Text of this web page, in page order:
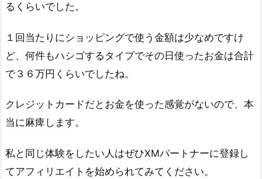
るくらいでした。
１回当たりにショッピングで使う金額は少なめですけ
ど、何件もハシゴするタイプでその日使ったお金は合計
で３６万円くらいでしたね。
クレジットカードだとお金を使った感覚がないので、本
当に麻痺します。
私と同じ体験をしたい人はぜひXMパートナーに登録し
てアフィリエイトを始められてみてください。